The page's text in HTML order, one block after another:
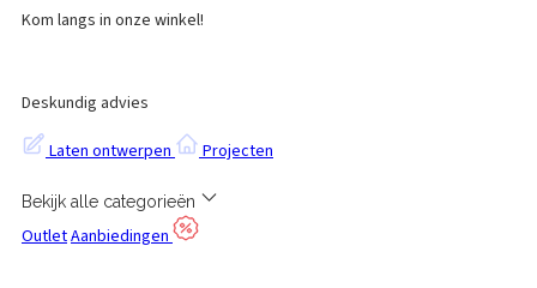
Kom langs in onze winkel!
Deskundig advies
Laten ontwerpen
Projecten
Bekijk alle categorieën
OutletAanbiedingen